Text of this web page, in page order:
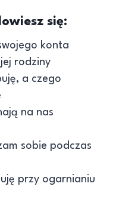
się:
konta
rodziny
a czego
na nas
sobie podczas
przy ogarnianiu